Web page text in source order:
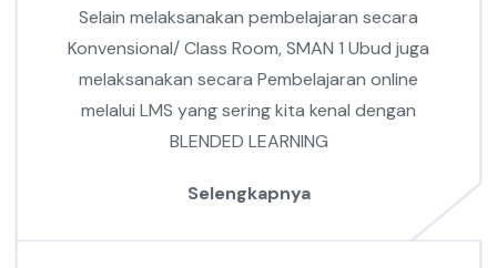
Selain melaksanakan pembelajaran secara
Konvensional/ Class Room, SMAN 1 Ubud juga
melaksanakan secara Pembelajaran online
melalui LMS yang sering kita kenal dengan
BLENDED LEARNING
Selengkapnya